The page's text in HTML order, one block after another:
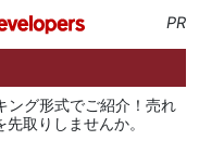
PR
ング形式でご紹介！売れ
取りしませんか。